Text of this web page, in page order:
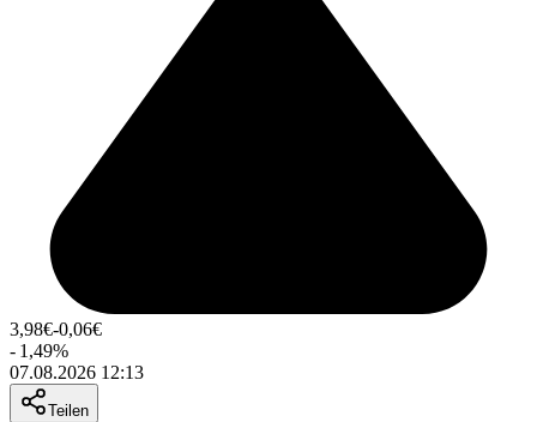
3,98€-0,06€
- 1,49%
07.08.2026 12:13
Teilen